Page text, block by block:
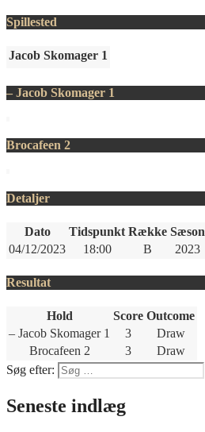
Spillested
Jacob Skomager 1
– Jacob Skomager 1
Brocafeen 2
Detaljer
Dato Tidspunkt Række Sæson
04/12/2023
18:00 B 2023
Resultat
Hold Score Outcome
– Jacob Skomager 1
3
Draw
Brocafeen 2
3
Draw
Søg efter:
Seneste indlæg